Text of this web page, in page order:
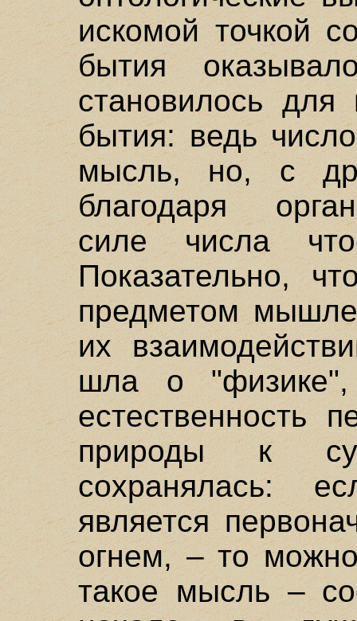
искомой точкой
бытия
становилось для
бытия: ведь
мысль, но, с
благодаря
силе числа
Показательно,
предметом
их
шла о
естественность
природы к
сохранялась:
является
огнем, – то
такое мысль –